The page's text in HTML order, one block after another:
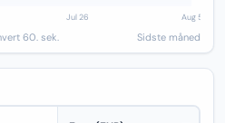
60. sek. Sidste måned